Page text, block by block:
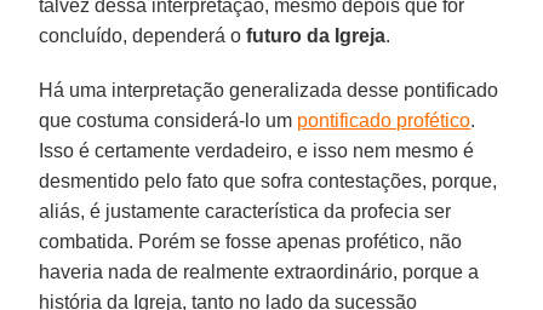
talvez dessa interpretação, mesmo depois que for
concluído, dependerá o futuro da Igreja.
Há uma interpretação generalizada desse pontificado
que costuma considerá-lo um pontificado profético.
Isso é certamente verdadeiro, e isso nem mesmo é
desmentido pelo fato que sofra contestações, porque,
aliás, é justamente característica da profecia ser
combatida. Porém se fosse apenas profético, não
haveria nada de realmente extraordinário, porque a
história da Igreja, tanto no lado da sucessão